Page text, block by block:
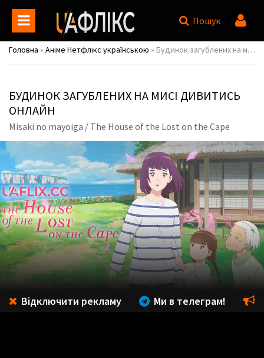
Пошук
Головна » Аніме Нетфлікс українською » Будинок загублених на мисі / Misaki no mayoiga / The House of the Lost on the Cape
БУДИНОК ЗАГУБЛЕНИХ НА МИСІ ДИВИТИСЬ
ОНЛАЙН
Misaki no mayoiga / The House of the Lost on the Cape
Відключити рекламу Ми в телеграм!